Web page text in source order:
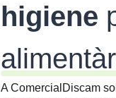
higiene
A ComercialDiscam